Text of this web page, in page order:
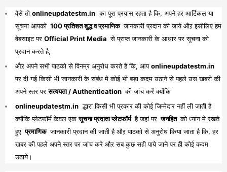
वैसे तो onlineupdatestm.in का पूरा प्रयास रहता है कि, अपने हर आर्टिकल या
सूचना आपको 100 प्रतिशत शुद्ध व प्रमाणिक जानकारी प्रदान की जाये औऱ इसीलिए हम
वेबसाइट पर Official Print Media से प्राप्त जानकारी के आधार पर सूचना को
प्रदान करते है,
औऱ अपने सभी पाठको से विनम्र अनुरोध करते है कि, आपonlineupdatestm.in
पर दी गई किसी भी जानकारी के संबंध मे कोई भी बड़ा कदम उठाने से पहले उस खबरी की
अपने स्तर परसत्ययता / Authentication की जांच करें क्योंकि
onlineupdatestm.in द्धारा किसी भी प्रकार की कोई जिम्मेदार नहीं ली जाती है
क्योंकि प्लेटफॉर्म केवल एकसूचना प्रदाता प्लेटफॉर्म है जहां पर जनहित को ध्यान मे रखते
हुए प्रमाणिक जानकारी प्रदान की जाती है औऱ पाठको से अनुरोध किया जाता है कि, हर
खबर की पहले अपने स्तर पर जांच करे औऱ सब कुछ सही पाये जाने पर ही कोई कदम
उठाये।